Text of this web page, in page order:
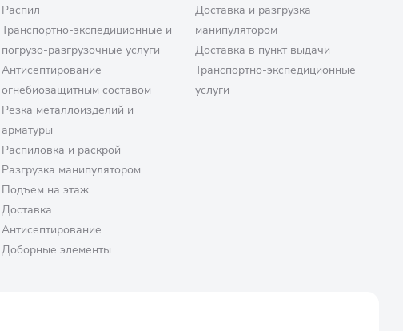
Распил
Транспортно-экспедиционные и
погрузо-разгрузочные услуги
Антисептирование
огнебиозащитным составом
Резка металлоизделий и
арматуры
Распиловка и раскрой
Разгрузка манипулятором
Подъем на этаж
Доставка
Антисептирование
Доборные элементы
Доставка и разгрузка
манипулятором
Доставка в пункт выдачи
Транспортно-экспедиционные
услуги